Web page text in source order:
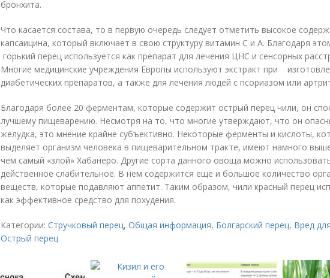
бронхита.
Что касается состава, то в первую очередь следует отметить высокое
капсаицина, который включает в свою структуру витамин С и А. Благодаря
горький перец используется как препарат для лечения ЦНС и сенсорных
Многие медицинские учреждения Европы используют экстракт при
диабетических препаратов, а также для лечения людей с псориазом или
Благодаря более 20 ферментам, которые содержит острый перец чили, он
лучшему пищеварению. Несмотря на то, что многие утверждают, что он
желудка, это мнение крайне субъективно. Некоторые ферменты и кислоты,
выделяет организм человека в пищеварительном тракте, имеют намного
чем самый «злой» Хабанеро. Другие сорта данного овоща можно
действенное слабительное. В нем содержится еще и большое количество
веществ, которые подавляют аппетит. Таким образом, чили красный перец
как эффективное средство для похудения.
Категории: Стручковый перец, Общая информация, Болгарский перец, Вред
Острый перец